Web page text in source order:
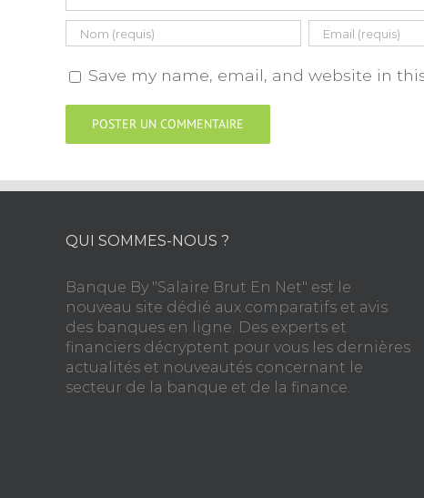
Save my name, email, and website in
QUI SOMMES-NOUS ?
Banque By "Salaire Brut En Net" est le
nouveau site dédié aux comparatifs et avis
des banques en ligne. Des experts et
financiers décryptent pour vous les dernières
actualités et nouveautés concernant le
secteur de la banque et de la finance.